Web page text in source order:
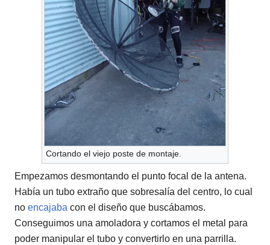
Cortando el viejo poste de montaje.
Empezamos desmontando el punto focal de la antena.
Había un tubo extraño que sobresalía del centro, lo cual
no encajaba con el diseño que buscábamos.
Conseguimos una amoladora y cortamos el metal para
poder manipular el tubo y convertirlo en una parrilla.